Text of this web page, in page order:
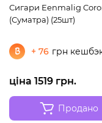
Сигари Eenmalig
(Суматра) (25шт)
+ 76 грн
ціна 1519 грн.
Продано